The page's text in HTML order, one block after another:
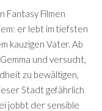
Fantasy Filmen
er lebt im tiefsten
kauzigen Vater. Ab
und versucht,
zu bewältigen,
Stadt gefährlich
jobbt der sensible